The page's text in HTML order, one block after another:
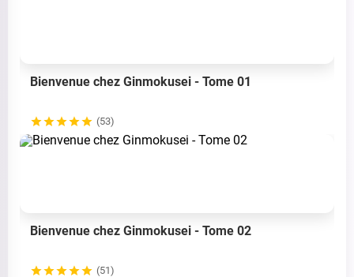
Bienvenue chez Ginmokusei - Tome 01
(53)
Bienvenue chez Ginmokusei - Tome 02
(51)